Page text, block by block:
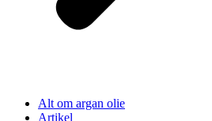
Alt om argan olie
Artikel